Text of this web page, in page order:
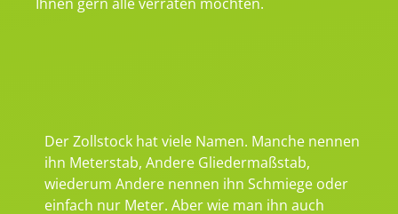
Der Zollstock hat viele Namen. Manche nennen
ihn Meterstab, Andere Gliedermaßstab,
wiederum Andere nennen ihn Schmiege oder
einfach nur Meter. Aber wie man ihn auch